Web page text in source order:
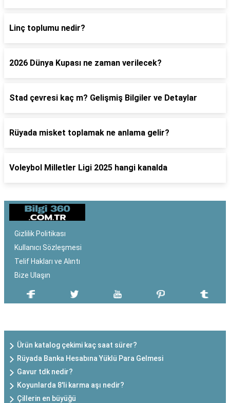
Linç toplumu nedir?
2026 Dünya Kupası ne zaman verilecek?
Stad çevresi kaç m? Gelişmiş Bilgiler ve Detaylar
Rüyada misket toplamak ne anlama gelir?
Voleybol Milletler Ligi 2025 hangi kanalda
Gizlilik Politikası
Kullanıcı Sözleşmesi
Telif Hakları ve Alıntı
Bize Ulaşın
Ürün katalog çekimi kaç saat sürer?
Rüyada Banka Hesabına Yüklü Para Gelmesi
Gavur tdk nedir?
Koyunlarda 8'li karma aşı nedir?
Çillerin en büyüğü